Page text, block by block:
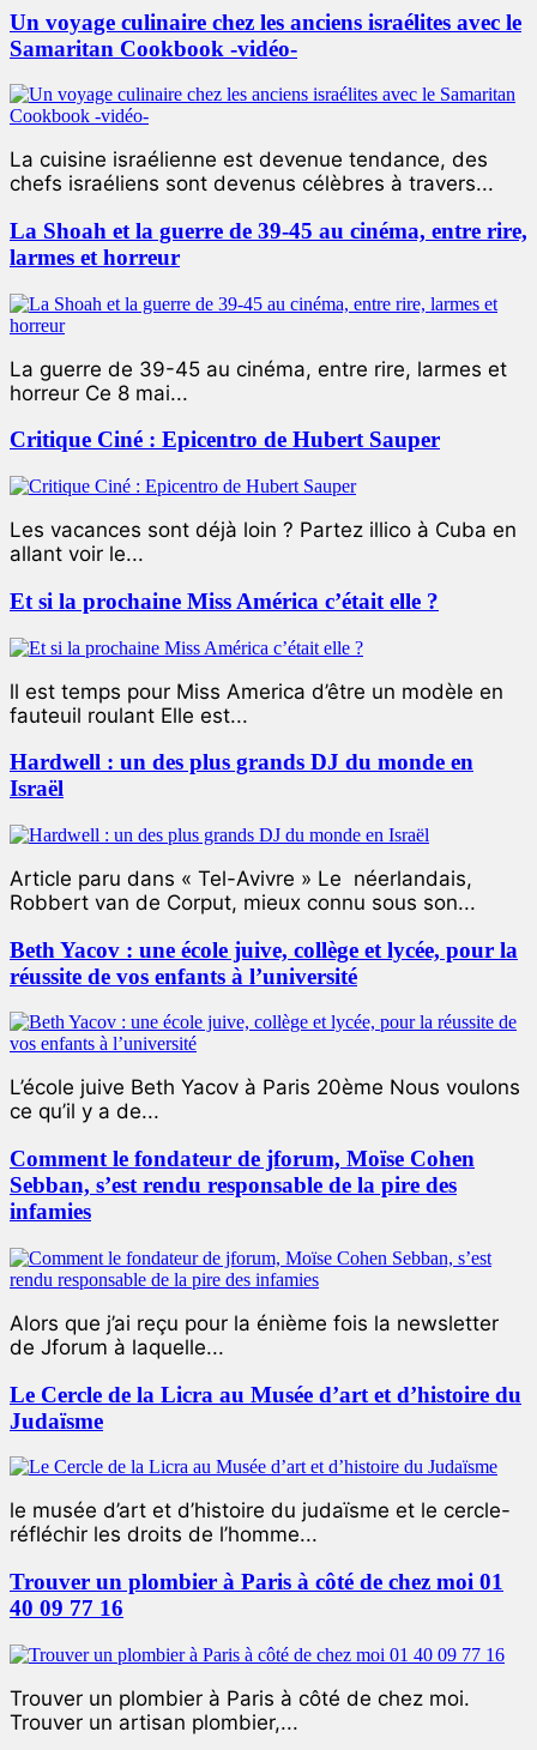
Un voyage culinaire chez les anciens israélites avec le
Samaritan Cookbook -vidéo-
La cuisine israélienne est devenue tendance, des
chefs israéliens sont devenus célèbres à travers...
La Shoah et la guerre de 39-45 au cinéma, entre rire,
larmes et horreur
La guerre de 39-45 au cinéma, entre rire, larmes et
horreur Ce 8 mai...
Critique Ciné : Epicentro de Hubert Sauper
Les vacances sont déjà loin ? Partez illico à Cuba en
allant voir le...
Et si la prochaine Miss América c’était elle ?
ll est temps pour Miss America d’être un modèle en
fauteuil roulant Elle est...
Hardwell : un des plus grands DJ du monde en
Israël
Article paru dans « Tel-Avivre » Le néerlandais,
Robbert van de Corput, mieux connu sous son...
Beth Yacov : une école juive, collège et lycée, pour la
réussite de vos enfants à l’université
L’école juive Beth Yacov à Paris 20ème Nous voulons
ce qu’il y a de...
Comment le fondateur de jforum, Moïse Cohen
Sebban, s’est rendu responsable de la pire des
infamies
Alors que j’ai reçu pour la énième fois la newsletter
de Jforum à laquelle...
Le Cercle de la Licra au Musée d’art et d’histoire du
Judaïsme
le musée d’art et d’histoire du judaïsme et le cercle-
réfléchir les droits de l’homme...
Trouver un plombier à Paris à côté de chez moi 01
40 09 77 16
Trouver un plombier à Paris à côté de chez moi.
Trouver un artisan plombier,...